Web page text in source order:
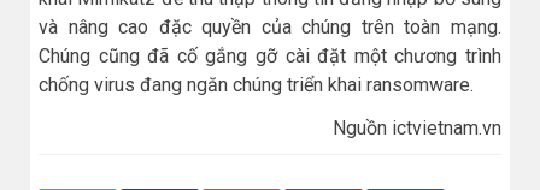
và nâng cao đặc quyền của chúng trên toàn mạng.
Chúng cũng đã cố gắng gỡ cài đặt một chương trình
chống virus đang ngăn chúng triển khai ransomware.
Nguồn ictvietnam.vn